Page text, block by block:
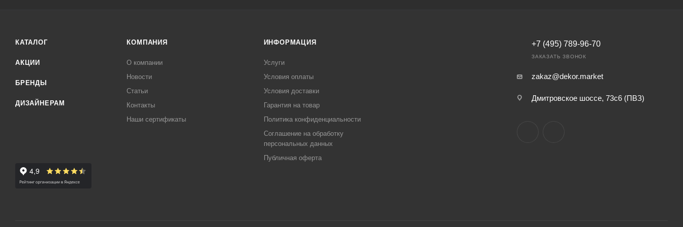
КАТАЛОГ
АКЦИИ
БРЕНДЫ
ДИЗАЙНЕРАМ
КОМПАНИЯ
О компании
Новости
Статьи
Контакты
Наши сертификаты
ИНФОРМАЦИЯ
Услуги
Условия оплаты
Условия доставки
Гарантия на товар
Политика конфиденциальности
Соглашение на обработку
персональных данных
Публичная оферта
+7 (495) 789-96-70
ЗАКАЗАТЬ ЗВОНОК
zakaz@dekor.market
Дмитровское шоссе, 73с6 (ПВЗ)